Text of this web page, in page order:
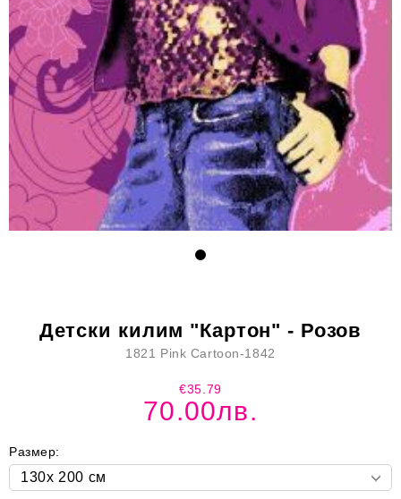
Детски килим "Картон" - Розов
1821 Pink Cartoon-1842
€35.79
70.00лв.
Размер: